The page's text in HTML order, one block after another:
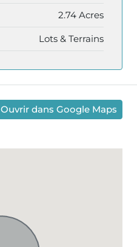
2.74 Acres
Lots & Terrains
Ouvrir dans Google Maps